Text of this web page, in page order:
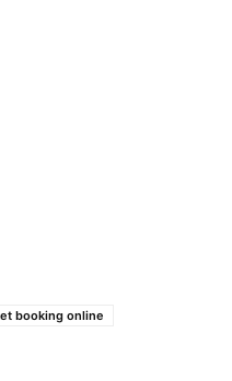
booking online